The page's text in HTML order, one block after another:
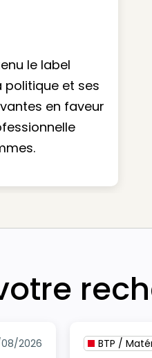
le label
politique et ses
en faveur
2026 BTP /